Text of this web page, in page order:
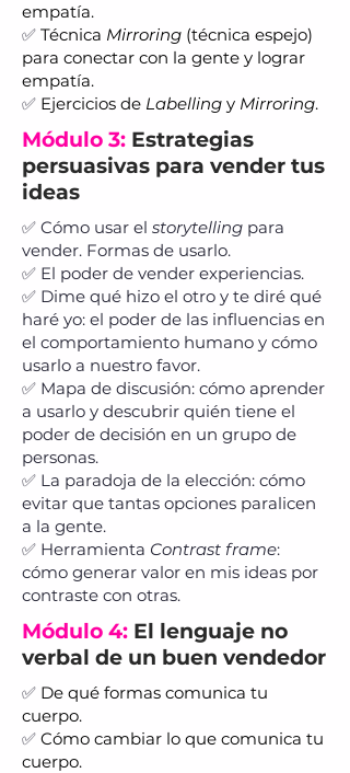
empatía.
✅ Técnica Mirroring (técnica espejo)
para conectar con la gente y lograr
empatía.
✅ Ejercicios de Labelling y Mirroring.
Módulo 3: Estrategias
persuasivas para vender tus
ideas
✅ Cómo usar el storytelling para
vender. Formas de usarlo.
✅ El poder de vender experiencias.
✅ Dime qué hizo el otro y te diré qué
haré yo: el poder de las influencias en
el comportamiento humano y cómo
usarlo a nuestro favor.
✅ Mapa de discusión: cómo aprender
a usarlo y descubrir quién tiene el
poder de decisión en un grupo de
personas.
✅ La paradoja de la elección: cómo
evitar que tantas opciones paralicen
a la gente.
✅ Herramienta Contrast frame:
cómo generar valor en mis ideas por
contraste con otras.
Módulo 4: El lenguaje no
verbal de un buen vendedor
✅ De qué formas comunica tu
cuerpo.
✅ Cómo cambiar lo que comunica tu
cuerpo.